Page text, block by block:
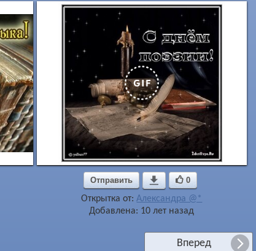
Отправить  0
Открытка от:Александра @*
Добавлена: 10 лет назад
Вперед